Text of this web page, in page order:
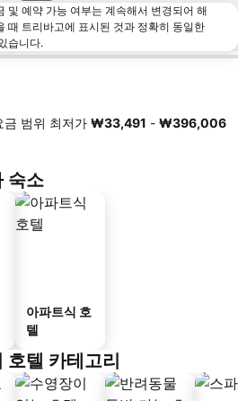
및 예약 가능 여부는 계속해서 변경되어 해
때 트리바고에 표시된 것과 정확히 동일한
습니다.
금 범위 최저가 ‎₩33,491 - ‎₩396,006
숙소
아파트식 호
텔
텔 카테고리